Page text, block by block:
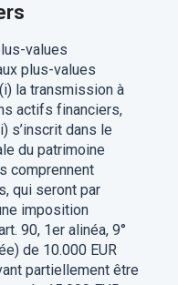
values
plus-values
la transmission à
actifs financiers,
s’inscrit dans le
du patrimoine
comprennent
qui seront par
imposition
90, 1er alinéa, 9°
de 10.000 EUR
partiellement être